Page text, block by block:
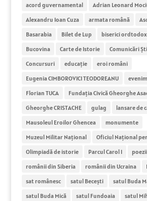
acord guvernamental Adrian Leonard
Alexandru Ioan Cuza
armata română
Basarabia
Bilet de Lup
biserici
Bucovina
Carte de Istorie
Comunicări
Concursuri
educație
eroi români
Eugenia CIMBOROVICI TEODOREANU
Florian TUCA
Fundația Civică Gheorghe
Gheorghe CRISTACHE
gulag
lansare de
Mausoleul Eroilor Ghencea
monumente
Muzeul Militar Național
Oficiul Naţional
Olimpiadă de istorie
Parcul Carol I
poezii
românii din Siberia
românii din Ucraina
sat românesc
satul Becești
satul Buda
satul Buda Mică
satul Fundoaia satul